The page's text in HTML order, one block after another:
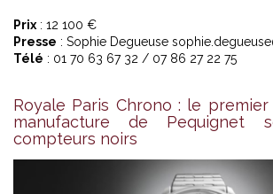
Prix: 12 100 €
Presse : Sophie Degueuse
Télé : 01 70 63 67 32 / 07 86 27 22 75
Royale Paris Chrono : le
manufacture de Pequignet
compteurs noirs